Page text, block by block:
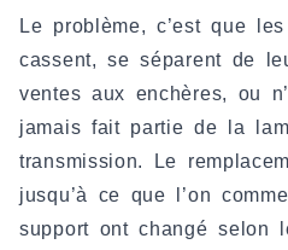
Le problème, c’est que
cassent, se séparent de
ventes aux enchères, ou
jamais fait partie de la
transmission. Le
jusqu’à ce que l’on
support ont changé selon